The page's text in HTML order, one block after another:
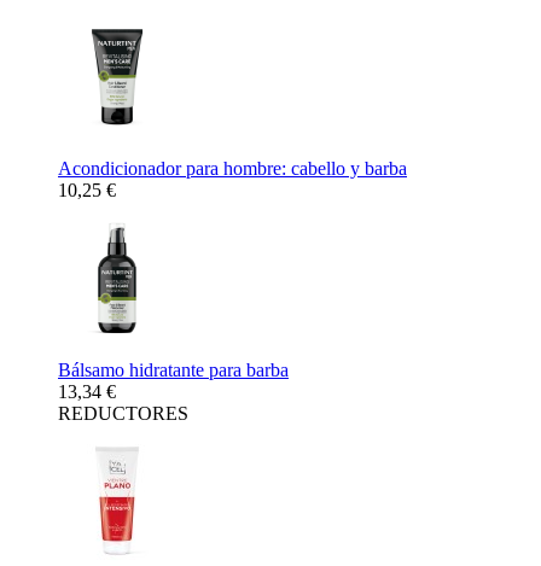
Acondicionador para hombre: cabello y barba
10,25 €
Bálsamo hidratante para barba
13,34 €
REDUCTORES